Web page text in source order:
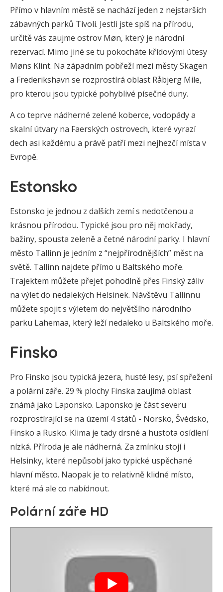
Přímo v hlavním městě se nachází jeden z nejstarších
zábavných parků Tivoli. Jestli jste spíš na přírodu,
určitě vás zaujme ostrov Møn, který je národní
rezervací. Mimo jiné se tu pokocháte křídovými útesy
Møns Klint. Na západním pobřeží mezi městy Skagen
a Frederikshavn se rozprostírá oblast Råbjerg Mile,
pro kterou jsou typické pohyblivé písečné duny.
A co teprve nádherné zelené koberce, vodopády a
skalní útvary na Faerských ostrovech, které vyrazí
dech asi každému a právě patří mezi nejhezčí místa v
Evropě.
Estonsko
Estonsko je jednou z dalších zemí s nedotčenou a
krásnou přírodou. Typické jsou pro něj mokřady,
bažiny, spousta zeleně a četné národní parky. I hlavní
město Tallinn je jedním z “nejpřírodnějších” měst na
světě. Tallinn najdete přímo u Baltského moře.
Trajektem můžete přejet pohodlně přes Finský záliv
na výlet do nedalekých Helsinek. Návštěvu Tallinnu
můžete spojit s výletem do největšího národního
parku Lahemaa, který leží nedaleko u Baltského moře.
Finsko
Pro Finsko jsou typická jezera, husté lesy, psí spřežení
a polární záře. 29 % plochy Finska zaujímá oblast
známá jako Laponsko. Laponsko je část severu
rozprostírající se na území 4 států - Norsko, Švédsko,
Finsko a Rusko. Klima je tady drsné a hustota osídlení
nízká. Příroda je ale nádherná. Za zmínku stojí i
Helsinky, které nepůsobí jako typické uspěchané
hlavní město. Naopak je to relativně klidné místo,
které má ale co nabídnout.
Polární záře HD